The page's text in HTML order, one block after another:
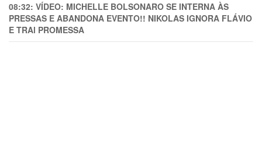
08:32: VÍDEO: MICHELLE BOLSONARO SE INTERNA ÀS
PRESSAS E ABANDONA EVENTO!! NIKOLAS IGNORA FLÁVIO
E TRAl PROMESSA